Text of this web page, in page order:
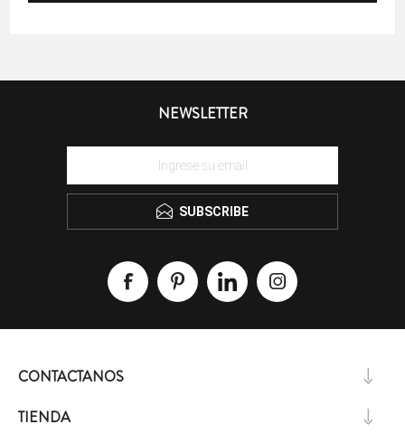
NEWSLETTER
SUBSCRIBE
CONTACTANOS
TIENDA